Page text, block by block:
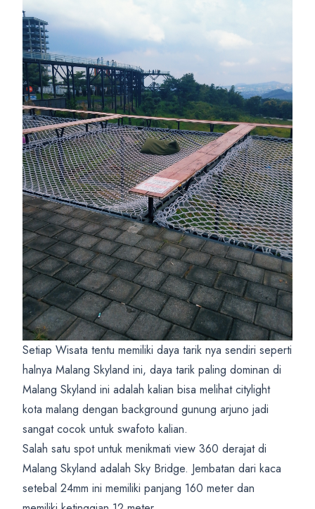
Setiap Wisata tentu memiliki daya tarik nya sendiri seperti
halnya Malang Skyland ini, daya tarik paling dominan di
Malang Skyland ini adalah kalian bisa melihat citylight
kota malang dengan background gunung arjuno jadi
sangat cocok untuk swafoto kalian.
Salah satu spot untuk menikmati view 360 derajat di
Malang Skyland adalah Sky Bridge. Jembatan dari kaca
setebal 24mm ini memiliki panjang 160 meter dan